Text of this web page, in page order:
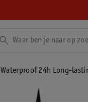
Waterproof 24h Long-